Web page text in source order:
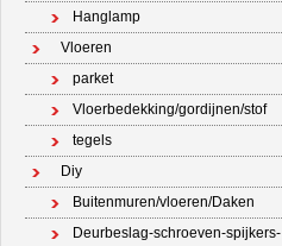
Hanglamp
Vloeren
parket
Vloerbedekking/gordijnen/stof
tegels
Diy
Buitenmuren/vloeren/Daken
Deurbeslag-schroeven-spijkers-